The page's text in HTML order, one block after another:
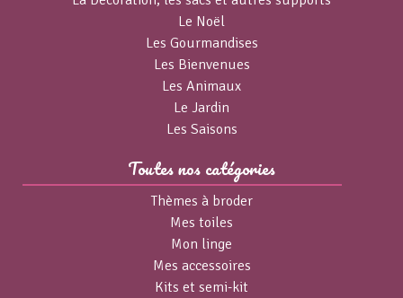
Le Noël
Les Gourmandises
Les Bienvenues
Les Animaux
Le Jardin
Les Saisons
Toutes nos catégories
Thèmes à broder
Mes toiles
Mon linge
Mes accessoires
Kits et semi-kit